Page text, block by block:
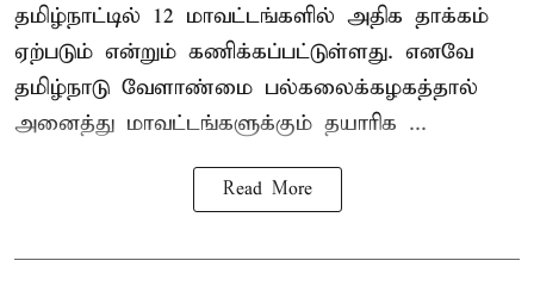
தமிழ்நாட்டில் 12 மாவட்டங்களில் அதிக தாக்கம்
ஏற்படும் என்றும் கணிக்கப்பட்டுள்ளது. எனவே
தமிழ்நாடு வேளாண்மை பல்கலைக்கழகத்தால்
அனைத்து மாவட்டங்களுக்கும் தயாரிக ...
Read More